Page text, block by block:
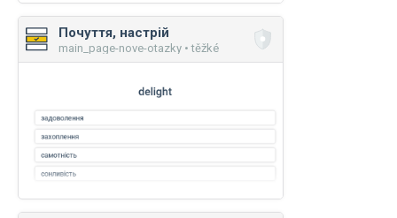
Почуття, настрій
main_page-nove-otazky • těžké